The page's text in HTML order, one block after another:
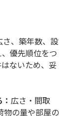
さ、築年数、設
優先順位をつ
ないため、妥
：広さ・間取
物の量や部屋の